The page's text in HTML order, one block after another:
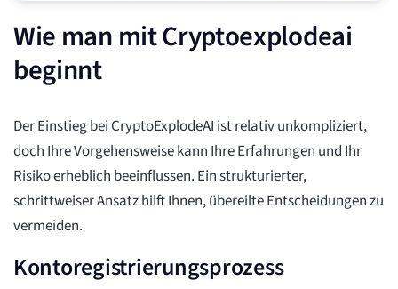
Wie man mit Cryptoexplodeai
beginnt
Der Einstieg bei CryptoExplodeAI ist relativ unkompliziert,
doch Ihre Vorgehensweise kann Ihre Erfahrungen und Ihr
Risiko erheblich beeinflussen. Ein strukturierter,
schrittweiser Ansatz hilft Ihnen, übereilte Entscheidungen zu
vermeiden.
Kontoregistrierungsprozess